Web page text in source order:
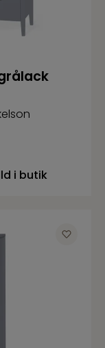
i butik